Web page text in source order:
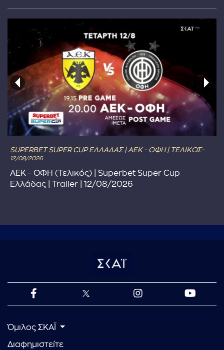
SUPERBET SUPER CUP ΕΛΛΑΔΑΣ | ΑΕΚ - ΟΦΗ | ΤΕΛΙΚΟΣ-
12/08/2026
ΑΕΚ - ΟΦΗ (Τελικός) | Superbet Super Cup
Ελλάδας | Trailer | 12/08/2026
Όμιλος ΣΚΑΪ
Διαφημιστείτε